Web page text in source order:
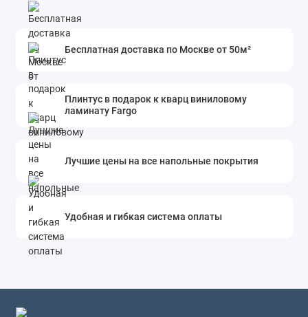
Бесплатная доставка по Москве от 50м²
Плинтус в подарок к кварц виниловому
ламинату Fargo
Лучшие цены на все напольные покрытия
Удобная и гибкая система оплаты